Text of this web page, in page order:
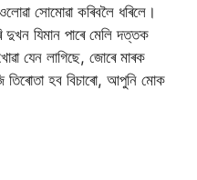
সোমোৱা কৰিবলৈ ধৰিলে।
দুখন যিমান পাৰে মেলি দত্তক
যেন লাগিছে, জোৰে মাৰক
হব বিচাৰো, আপুনি মোক